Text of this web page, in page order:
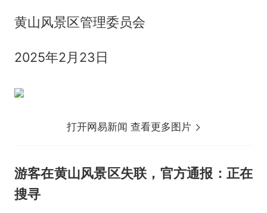
黄山风景区管理委员会
2025年2月23日
打开网易新闻 查看更多图片
游客在黄山风景区失联，官方通报：正在
搜寻